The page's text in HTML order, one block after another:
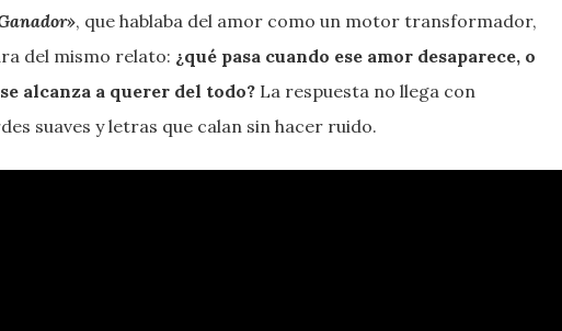
, que hablaba del amor como un motor transformador,
del mismo relato: ¿qué pasa cuando ese amor desaparece, o
alcanza a querer del todo? La respuesta no llega con
suaves y letras que calan sin hacer ruido.